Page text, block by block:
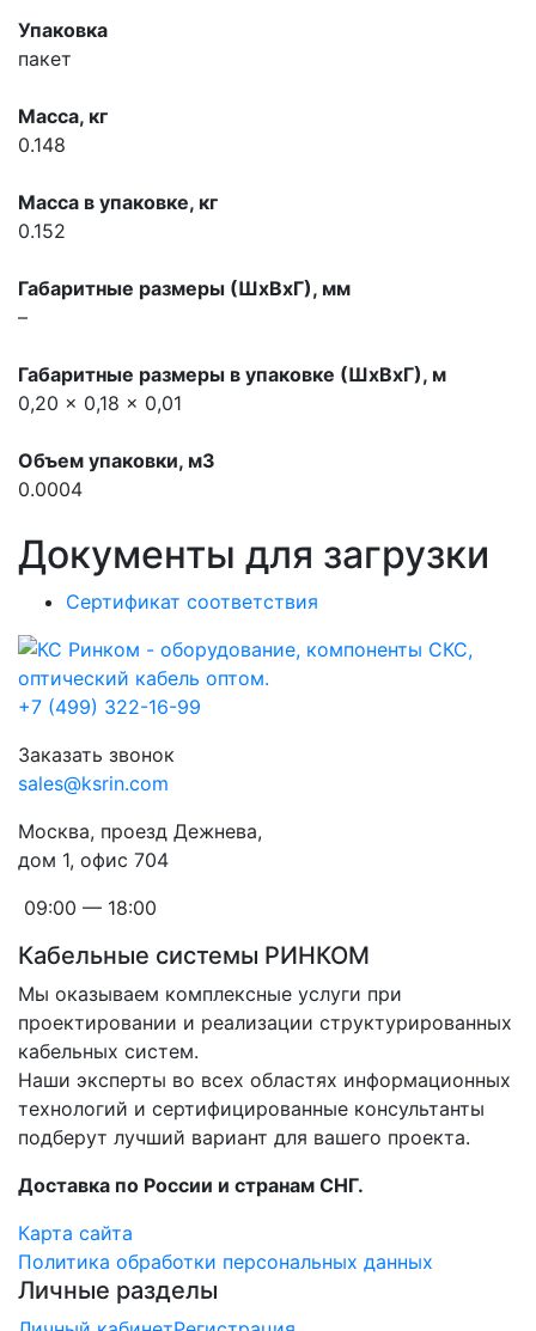
Упаковка
пакет
Масса, кг
0.148
Масса в упаковке, кг
0.152
Габаритные размеры (ШхВхГ), мм
–
Габаритные размеры в упаковке (ШхВхГ), м
0,20 x 0,18 x 0,01
Объем упаковки, м3
0.0004
Документы для загрузки
Сертификат соответствия
+7 (499) 322-16-99
Заказать звонок
sales@ksrin.com
Москва, проезд Дежнева,
дом 1, офис 704
09:00 — 18:00
Кабельные системы РИНКОМ
Мы оказываем комплексные услуги при
проектировании и реализации структурированных
кабельных систем.
Наши эксперты во всех областях информационных
технологий и сертифицированные консультанты
подберут лучший вариант для вашего проекта.
Доставка по России и странам СНГ.
Карта сайта
Политика обработки персональных данных
Личные разделы